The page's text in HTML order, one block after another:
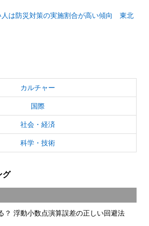
人は防災対策の実施割合が高い傾向 東北
カルチャー
国際
社会・経済
科学・技術
グ
？ 浮動小数点演算誤差の正しい回避法